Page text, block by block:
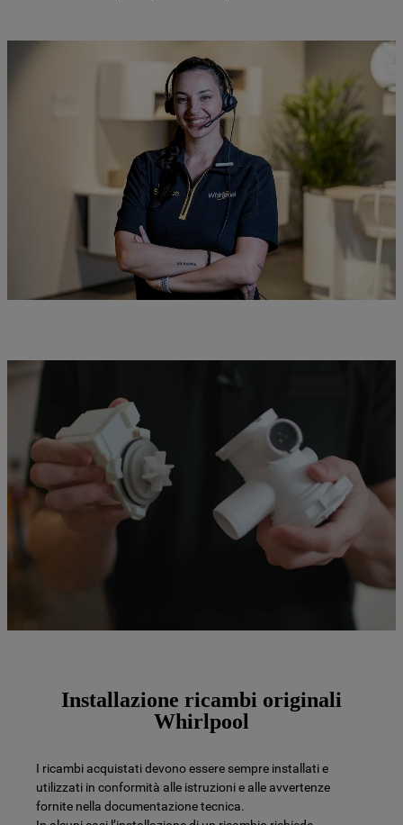
Installazione ricambi originali
Whirlpool
I ricambi acquistati devono essere sempre installati e
utilizzati in conformità alle istruzioni e alle avvertenze
fornite nella documentazione tecnica.